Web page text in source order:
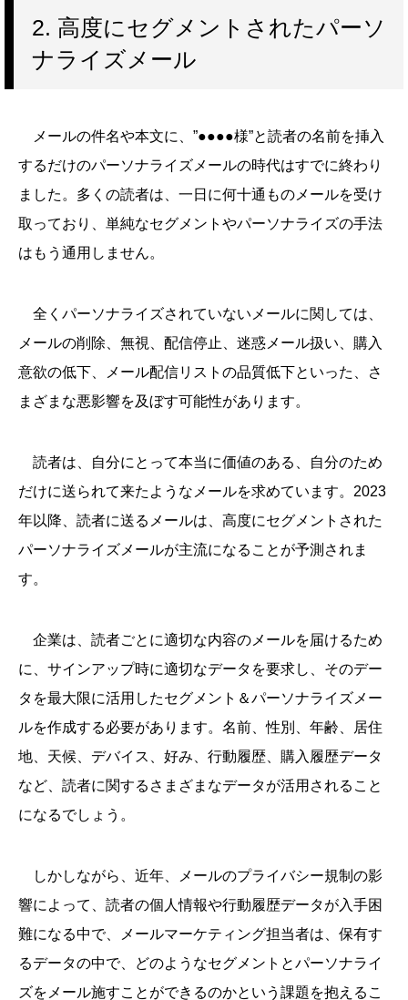
2. 高度にセグメントされたパーソ
ナライズメール
メールの件名や本文に、”●●●●様”と読者の名前を挿入
するだけのパーソナライズメールの時代はすでに終わり
ました。多くの読者は、一日に何十通ものメールを受け
取っており、単純なセグメントやパーソナライズの手法
はもう通用しません。
全くパーソナライズされていないメールに関しては、
メールの削除、無視、配信停止、迷惑メール扱い、購入
意欲の低下、メール配信リストの品質低下といった、さ
まざまな悪影響を及ぼす可能性があります。
読者は、自分にとって本当に価値のある、自分のため
だけに送られて来たようなメールを求めています。2023
年以降、読者に送るメールは、高度にセグメントされた
パーソナライズメールが主流になることが予測されま
す。
企業は、読者ごとに適切な内容のメールを届けるため
に、サインアップ時に適切なデータを要求し、そのデー
タを最大限に活用したセグメント＆パーソナライズメー
ルを作成する必要があります。名前、性別、年齢、居住
地、天候、デバイス、好み、行動履歴、購入履歴データ
など、読者に関するさまざまなデータが活用されること
になるでしょう。
しかしながら、近年、メールのプライバシー規制の影
響によって、読者の個人情報や行動履歴データが入手困
難になる中で、メールマーケティング担当者は、保有す
るデータの中で、どのようなセグメントとパーソナライ
ズをメール施すことができるのかという課題を抱えるこ